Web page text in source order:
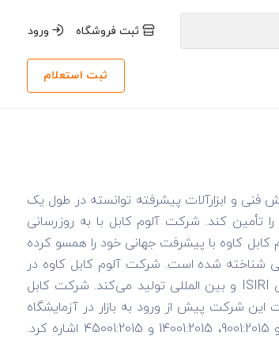
ثبت فروشگاه ورود
ثبت استعلام
فنی و ابزارآلات پیشرفته توانسته در طول یک
تأمین کند. شرکت آلوم کابل با به روزرسانی
کاوه با پیشرفت جهانی خود را همسو کرده
در سال 1396 به عنوان کارآفرین برتر ملی شناخته شده است. شرکت آلوم کابل کاوه در
اردیبهشت سال 1390 تأسیس شده است. این شرکت محصولات خود را مطابق استانداردهای ملی ISIRI و بین المللی تولید می‌کند. شرکت کابل
شرکت پیش از ورود به بازار در آزمایشگاه
تخصصی مورد تست و ارزیابی قرار می‌گیرد. از گواهینامه‌های این شرکت می‌توان به گواهی ایزو 9001:2015، 14001:2015 و 45001:2015 اشاره کرد.